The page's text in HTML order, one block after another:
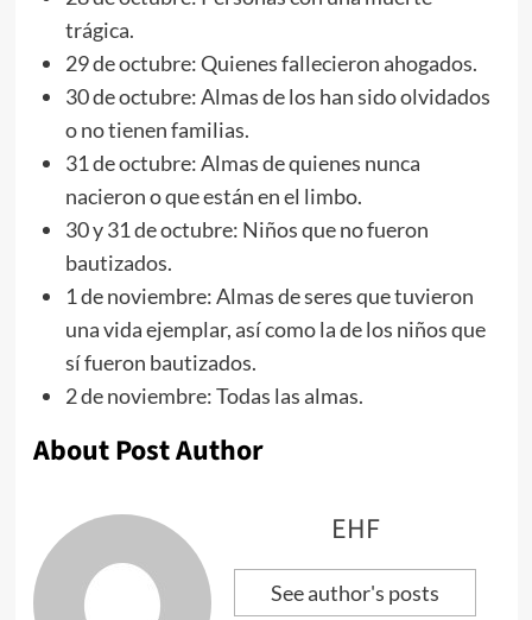
trágica.
29 de octubre: Quienes fallecieron ahogados.
30 de octubre: Almas de los han sido olvidados
o no tienen familias.
31 de octubre: Almas de quienes nunca
nacieron o que están en el limbo.
30 y 31 de octubre: Niños que no fueron
bautizados.
1 de noviembre: Almas de seres que tuvieron
una vida ejemplar, así como la de los niños que
sí fueron bautizados.
2 de noviembre: Todas las almas.
About Post Author
EHF
See author's posts